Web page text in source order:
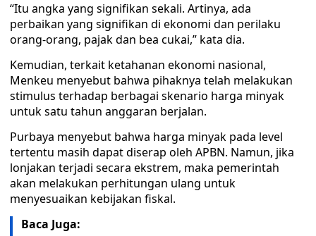
“Itu angka yang signifikan sekali. Artinya, ada
perbaikan yang signifikan di ekonomi dan perilaku
orang-orang, pajak dan bea cukai,” kata dia.
Kemudian, terkait ketahanan ekonomi nasional,
Menkeu menyebut bahwa pihaknya telah melakukan
stimulus terhadap berbagai skenario harga minyak
untuk satu tahun anggaran berjalan.
Purbaya menyebut bahwa harga minyak pada level
tertentu masih dapat diserap oleh APBN. Namun, jika
lonjakan terjadi secara ekstrem, maka pemerintah
akan melakukan perhitungan ulang untuk
menyesuaikan kebijakan fiskal.
Baca Juga: